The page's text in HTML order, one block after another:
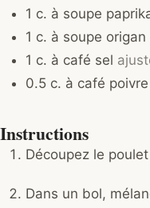
1 c. à soupe
1 c. à soupe origan
1 c. à café sel
0.5 c. à café poivre
Instructions
Découpez le
Dans un bol,